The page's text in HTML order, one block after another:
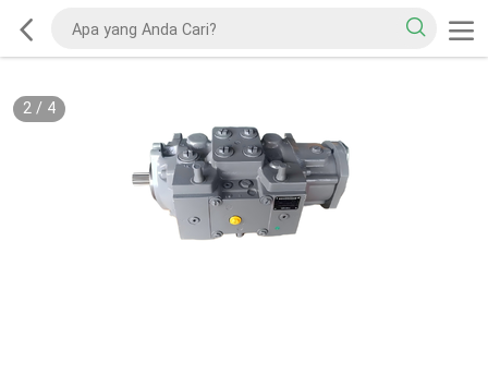
2/ 4